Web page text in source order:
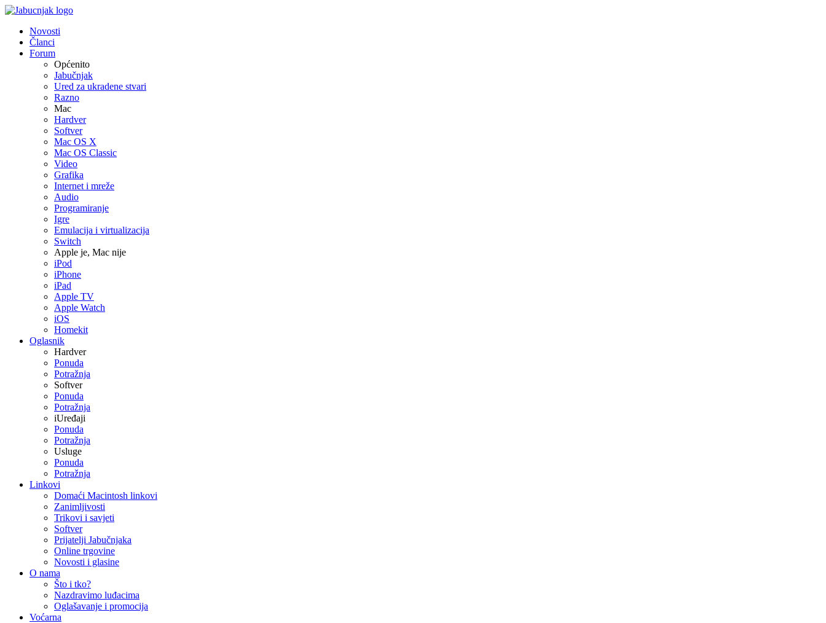
Novosti
Članci
Forum
Općenito
Jabučnjak
Ured za ukradene stvari
Razno
Mac
Hardver
Softver
Mac OS X
Mac OS Classic
Video
Grafika
Internet i mreže
Audio
Programiranje
Igre
Emulacija i virtualizacija
Switch
Apple je, Mac nije
iPod
iPhone
iPad
Apple TV
Apple Watch
iOS
Homekit
Oglasnik
Hardver
Ponuda
Potražnja
Softver
Ponuda
Potražnja
iUređaji
Ponuda
Potražnja
Usluge
Ponuda
Potražnja
Linkovi
Domaći Macintosh linkovi
Zanimljivosti
Trikovi i savjeti
Softver
Prijatelji Jabučnjaka
Online trgovine
Novosti i glasine
O nama
Što i tko?
Nazdravimo luđacima
Oglašavanje i promocija
Voćarna